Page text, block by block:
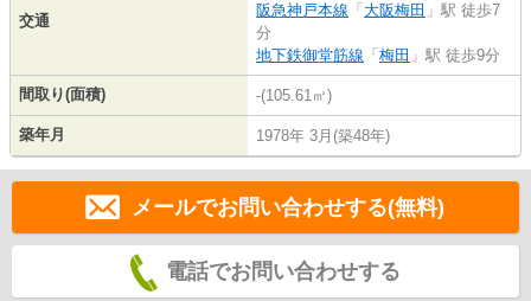
交通
阪急神戸本線 「 大阪梅田 」駅 徒歩7
分
地下鉄御堂筋線 「 梅田 」駅 徒歩9分
間取り(面積) -(105.61㎡)
築年月 1978年 3月(築48年)
メールでお問い合わせする(無料)
電話でお問い合わせする